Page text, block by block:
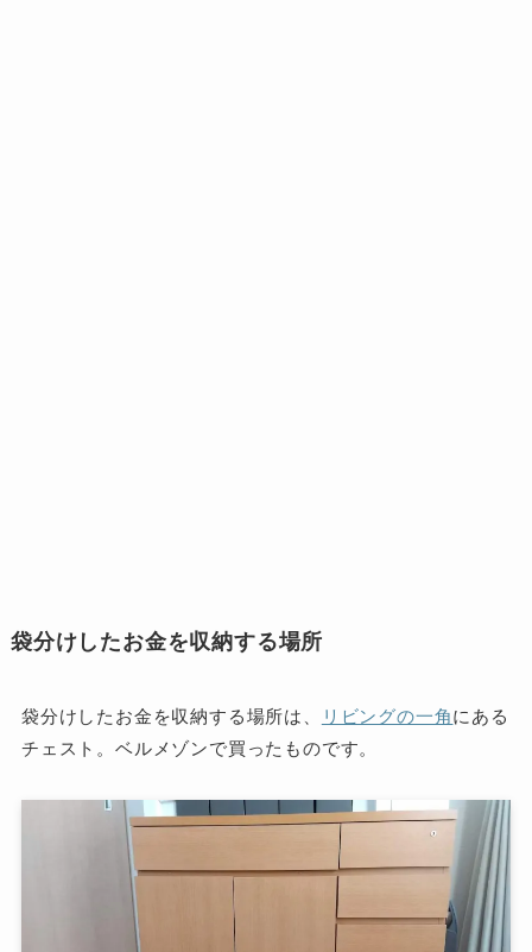
袋分けしたお金を収納する場所
袋分けしたお金を収納する場所は、 リビングの一角にある
チェスト。ベルメゾンで買ったものです。